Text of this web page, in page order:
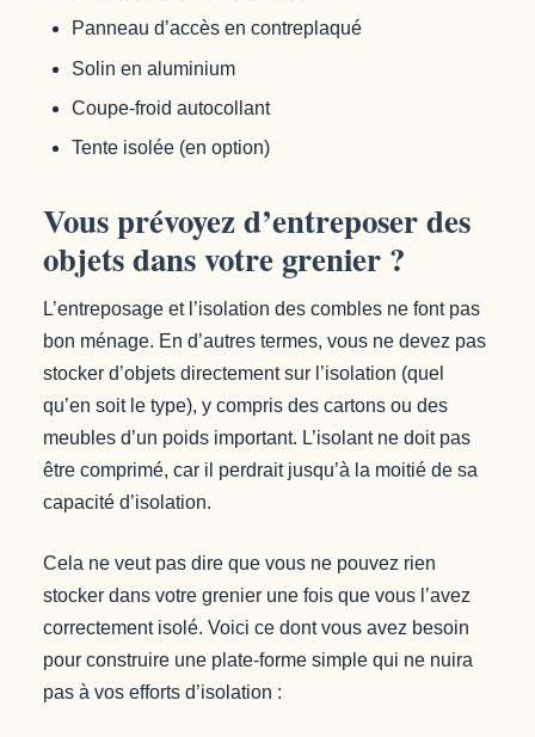
Panneau d’accès en contreplaqué
Solin en aluminium
Coupe-froid autocollant
Tente isolée (en option)
Vous prévoyez d’entreposer des
objets dans votre grenier ?
L’entreposage et l’isolation des combles ne font pas
bon ménage. En d’autres termes, vous ne devez pas
stocker d’objets directement sur l’isolation (quel
qu’en soit le type), y compris des cartons ou des
meubles d’un poids important. L’isolant ne doit pas
être comprimé, car il perdrait jusqu’à la moitié de sa
capacité d’isolation.
Cela ne veut pas dire que vous ne pouvez rien
stocker dans votre grenier une fois que vous l’avez
correctement isolé. Voici ce dont vous avez besoin
pour construire une plate-forme simple qui ne nuira
pas à vos efforts d’isolation :